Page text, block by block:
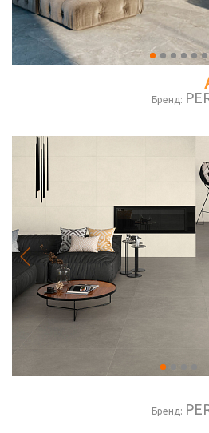
Бренд:
Бренд: